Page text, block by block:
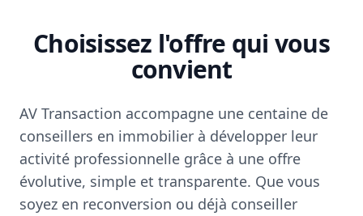
Choisissez l'offre qui vous
convient
AV Transaction accompagne une centaine de
conseillers en immobilier à développer leur
activité professionnelle grâce à une offre
évolutive, simple et transparente. Que vous
soyez en reconversion ou déjà conseiller